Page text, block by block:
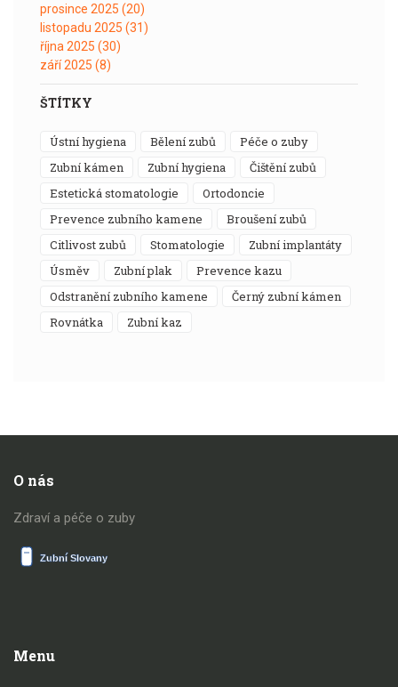
prosince 2025 (20)
listopadu 2025 (31)
října 2025 (30)
září 2025 (8)
ŠTÍTKY
ústní hygiena bělení zubů
péče o zuby
zubní kámen
zubní hygiena
čištění zubů
estetická stomatologie
ortodoncie
prevence zubního kamene
broušení zubů
citlivost zubů
stomatologie
zubní implantáty
úsměv
zubní plak
prevence kazu
odstranění zubního kamene
černý zubní kámen
rovnátka
zubní kaz
O nás
Zdraví a péče o zuby
Menu